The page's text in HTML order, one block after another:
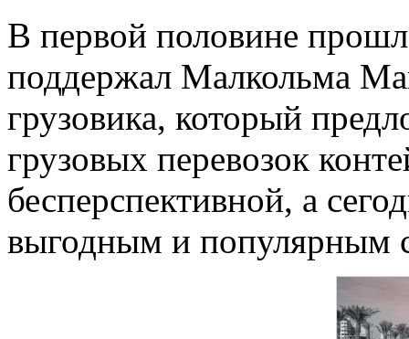
В первой половине
поддержал Малкольма
грузовика, который
грузовых перевозок
бесперспективной, а
выгодным и популярным